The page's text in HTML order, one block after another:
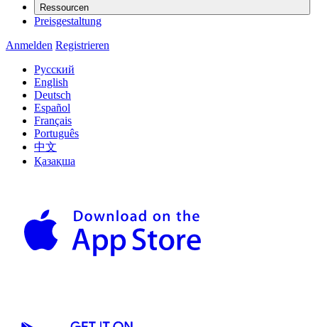
Ressourcen
Preisgestaltung
Anmelden Registrieren
Русский
English
Deutsch
Español
Français
Português
中文
Қазақша